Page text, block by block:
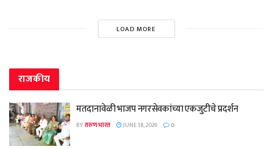
LOAD MORE
राजकीय
मतदानावेळी भाजप नगरसेवकांच्या एकजुटीचे प्रदर्शन
BYतरुण भारत JUNE 18, 2026 0